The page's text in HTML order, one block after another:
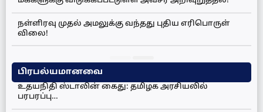
நள்ளிரவு முதல் அமலுக்கு வந்தது புதிய எரிபொருள்
விலை!
பிரபல்யமானவை
உதயநிதி ஸ்டாலின் கைது: தமிழக அரசியலில்
பரபரப்பு…